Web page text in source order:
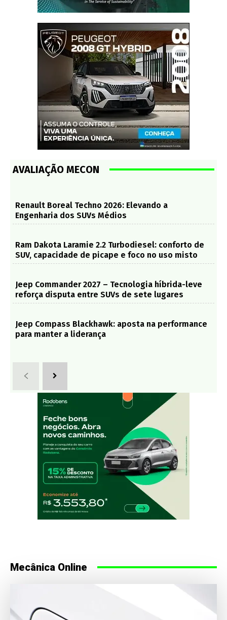
AVALIAÇÃO MECON
Renault Boreal Techno 2026: Elevando a
Engenharia dos SUVs Médios
Ram Dakota Laramie 2.2 Turbodiesel: conforto de
SUV, capacidade de picape e foco no uso misto
Jeep Commander 2027 – Tecnologia híbrida-leve
reforça disputa entre SUVs de sete lugares
Jeep Compass Blackhawk: aposta na performance
para manter a liderança
Mecânica Online